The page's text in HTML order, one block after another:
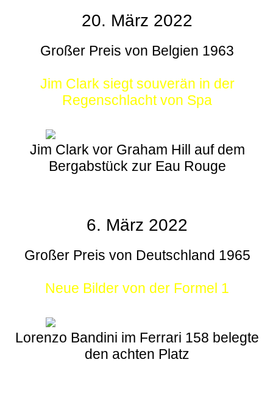
20. März 2022
Großer Preis von Belgien 1963
Jim Clark siegt souverän in der
Regenschlacht von Spa
Jim Clark vor Graham Hill auf dem
Bergabstück zur Eau Rouge
6. März 2022
Großer Preis von Deutschland 1965
Neue Bilder von der Formel 1
Lorenzo Bandini im Ferrari 158 belegte
den achten Platz